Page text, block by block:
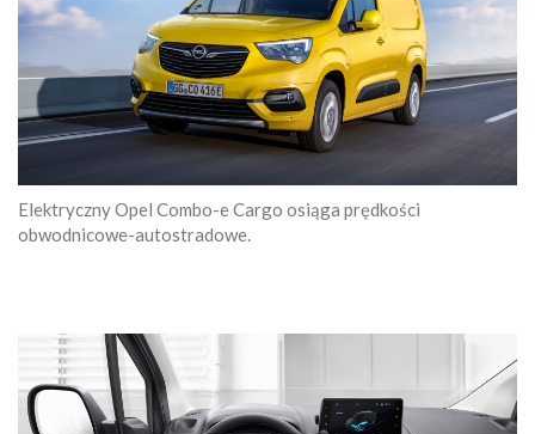
Elektryczny Opel Combo-e Cargo osiąga prędkości
obwodnicowe-autostradowe.